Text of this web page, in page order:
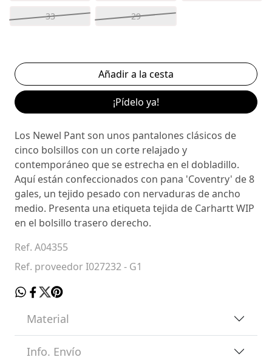
33 29
¡Pídelo ya!
Los Newel Pant son unos pantalones clásicos de
cinco bolsillos con un corte relajado y
contemporáneo que se estrecha en el dobladillo.
Aquí están confeccionados con pana 'Coventry' de 8
gales, un tejido pesado con nervaduras de ancho
medio. Presenta una etiqueta tejida de Carhartt WIP
en el bolsillo trasero derecho.
Ref. A04355
Ref. proveedor I027232 - G1
Material
Info. Envío